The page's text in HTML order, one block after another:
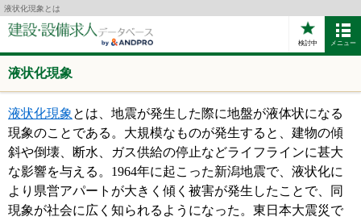
液状化現象とは
検討中 メニュー
液状化現象
液状化現象 とは、地震が発生した際に地盤が液体状になる
現象のことである。大規模なものが発生すると、建物の傾
斜や倒壊、断水、ガス供給の停止などライフラインに甚大
な影響を与える。1964年に起こった新潟地震で、液状化に
より県営アパートが大きく傾く被害が発生したことで、同
現象が社会に広く知られるようになった。東日本大震災で